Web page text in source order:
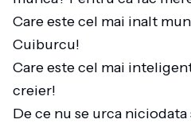
Care este cel mai inalt
Cuiburcu!
Care este cel mai
creier!
De ce nu se urca